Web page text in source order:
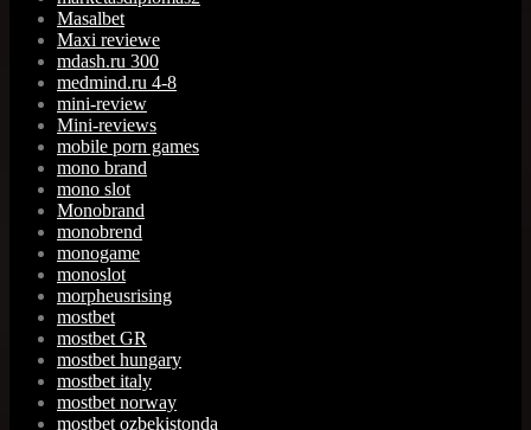
Masalbet
Maxi reviewe
mdash.ru 300
medmind.ru 4-8
mini-review
Mini-reviews
mobile porn games
mono brand
mono slot
Monobrand
monobrend
monogame
monoslot
morpheusrising
mostbet
mostbet GR
mostbet hungary
mostbet italy
mostbet norway
mostbet ozbekistonda